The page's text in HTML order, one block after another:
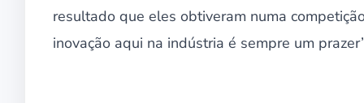
resultado que eles obtiveram numa
inovação aqui na indústria é sempre um